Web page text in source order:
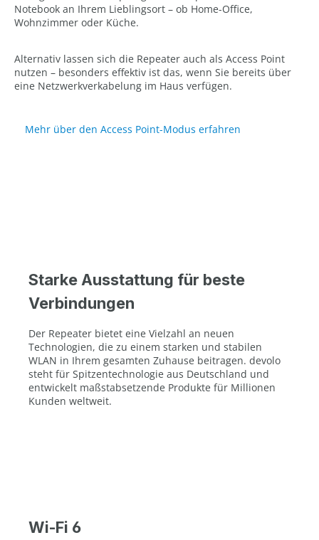
Notebook an Ihrem Lieblingsort – ob Home-Office,
Wohnzimmer oder Küche.
Alternativ lassen sich die Repeater auch als Access Point
nutzen – besonders effektiv ist das, wenn Sie bereits über
eine Netzwerkverkabelung im Haus verfügen.
Mehr über den Access Point-Modus erfahren
Starke Ausstattung für beste
Verbindungen
Der Repeater bietet eine Vielzahl an neuen
Technologien, die zu einem starken und stabilen
WLAN in Ihrem gesamten Zuhause beitragen. devolo
steht für Spitzentechnologie aus Deutschland und
entwickelt maßstabsetzende Produkte für Millionen
Kunden weltweit.
Wi-Fi 6